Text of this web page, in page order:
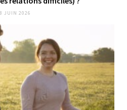
JUIN 2026